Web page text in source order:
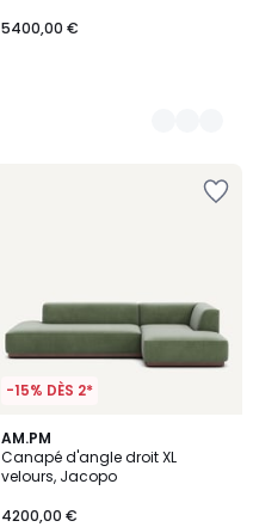
5400,00 €
-15% DÈS 2*
AM.PM
Canapé d'angle droit XL
velours, Jacopo
4200,00 €
5
/
5
15
Couleurs